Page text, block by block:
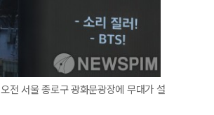
전 서울 종로구 광화문광장에 무대가 설